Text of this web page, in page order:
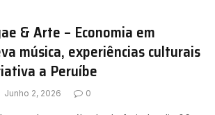
& Arte – Economia em
música, experiências culturais
a Peruíbe
Junho 2, 2026 0